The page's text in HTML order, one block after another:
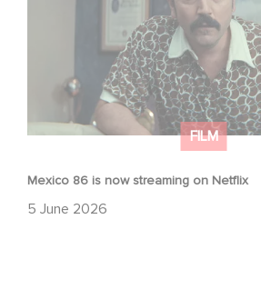
FILM
Mexico 86 is now streaming on Netflix
5 June 2026